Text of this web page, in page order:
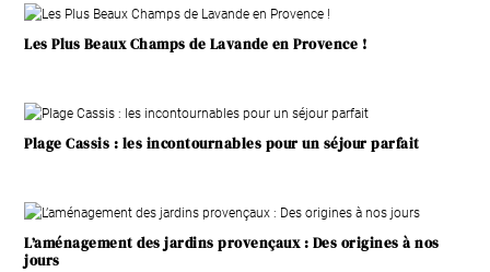
Les Plus Beaux Champs de Lavande en Provence !
Plage Cassis : les incontournables pour un séjour parfait
L’aménagement des jardins provençaux : Des origines à nos
jours